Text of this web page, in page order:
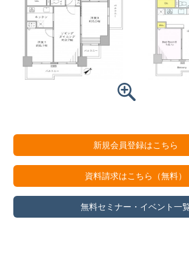
新規会員登録はこちら
資料請求はこちら（無料）
無料セミナー・ イベント一